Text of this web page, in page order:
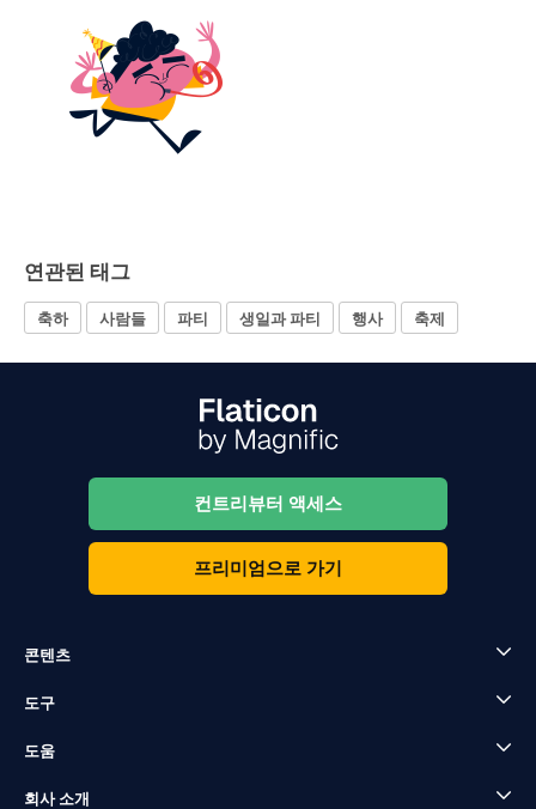
연관된 태그
축하 사람들 파티 생일과 파티 행사 축제
컨트리뷰터 액세스
프리미엄으로 가기
콘텐츠
도구
도움
회사 소개